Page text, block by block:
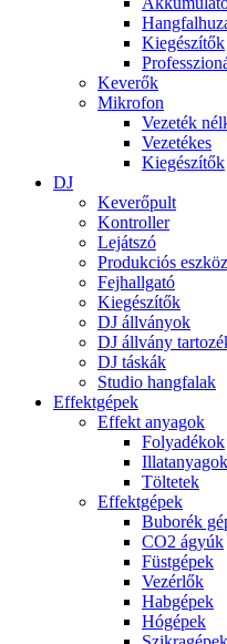
Kiegészítők
Keverők
Mikrofon
Vezeték
Vezetékes
Kiegészítők
DJ
Keverőpult
Kontroller
Lejátszó
Produkciós
Fejhallgató
Kiegészítők
DJ állványok
DJ állvány
DJ táskák
Studio hangfalak
Effektgépek
Effekt anyagok
Folyadékok
Illatanyagok
Töltetek
Effektgépek
Buborék
CO2 ágyúk
Füstgépek
Vezérlők
Habgépek
Hógépek